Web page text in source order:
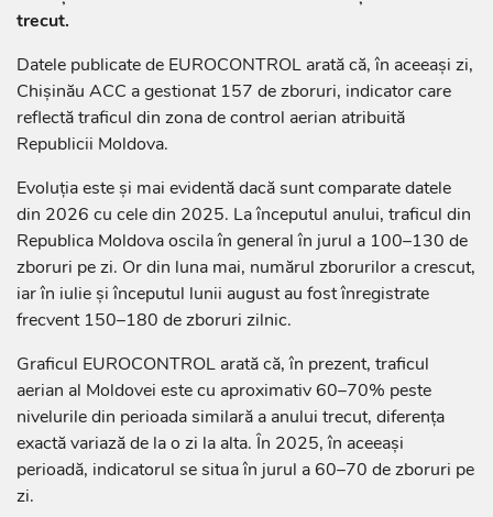
trecut.
Datele publicate de EUROCONTROL arată că, în aceeași zi,
Chișinău ACC a gestionat 157 de zboruri, indicator care
reflectă traficul din zona de control aerian atribuită
Republicii Moldova.
Evoluția este și mai evidentă dacă sunt comparate datele
din 2026 cu cele din 2025. La începutul anului, traficul din
Republica Moldova oscila în general în jurul a 100–130 de
zboruri pe zi. Or din luna mai, numărul zborurilor a crescut,
iar în iulie și începutul lunii august au fost înregistrate
frecvent 150–180 de zboruri zilnic.
Graficul EUROCONTROL arată că, în prezent, traficul
aerian al Moldovei este cu aproximativ 60–70% peste
nivelurile din perioada similară a anului trecut, diferența
exactă variază de la o zi la alta. În 2025, în aceeași
perioadă, indicatorul se situa în jurul a 60–70 de zboruri pe
zi.